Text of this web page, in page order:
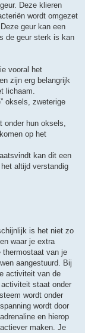
Deze klieren
wordt omgezet
geur kan een
de geur sterk is kan
vooral het
zijn erg belangrijk
lichaam.
oksels, zweterige
onder hun oksels,
op het
kan dit een
altijd verstandig
is het niet zo
waar je extra
thermostaat van je
aangestuurd. Bij
activiteit van de
staat onder
wordt onder
wordt door
en hierop
maken. Je